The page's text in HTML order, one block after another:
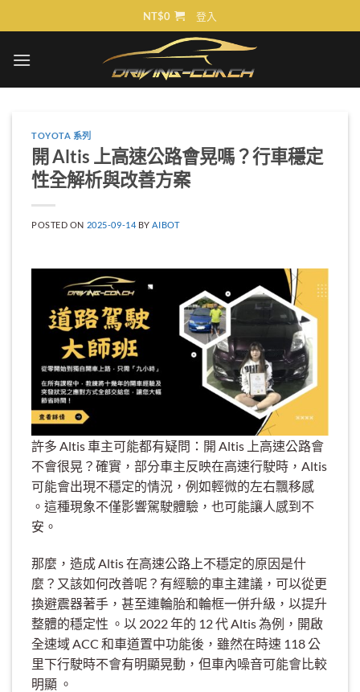
to
NT$0 登入
TOYOTA 系列
開 Altis 上高速公路會晃嗎？行車穩定
性全解析與改善方案
POSTED ON 2025-09-14 BY AIBOT
許多 Altis 車主可能都有疑問：開 Altis 上高速公路會
不會很晃？確實，部分車主反映在高速行駛時，Altis
可能會出現不穩定的情況，例如輕微的左右飄移感
。這種現象不僅影響駕駛體驗，也可能讓人感到不
安。
那麼，造成 Altis 在高速公路上不穩定的原因是什
麼？又該如何改善呢？有經驗的車主建議，可以從更
換避震器著手，甚至連輪胎和輪框一併升級，以提升
整體的穩定性 。以 2022 年的 12 代 Altis 為例，開啟
全速域 ACC 和車道置中功能後，雖然在時速 118 公
里下行駛時不會有明顯晃動，但車內噪音可能會比較
明顯 。